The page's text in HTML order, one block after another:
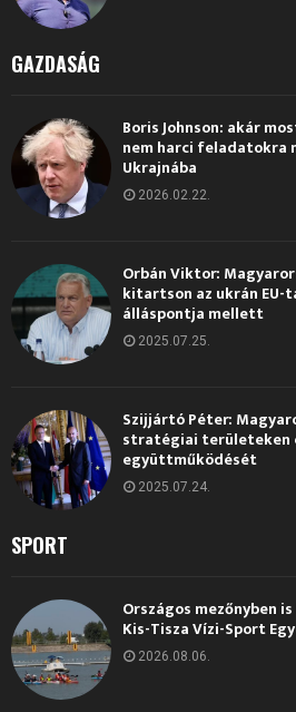
GAZDASÁG
Boris Johnson: akár
nem harci
Ukrajnába
2026.02.22.
Orbán Viktor:
kitartson az ukrán
álláspontja mellett
2025.07.25.
Szijjártó Péter:
stratégiai területeken
együttműködését
2025.07.24.
SPORT
Országos mezőnyben
Kis-Tisza Vízi-Sport
2026.08.06.